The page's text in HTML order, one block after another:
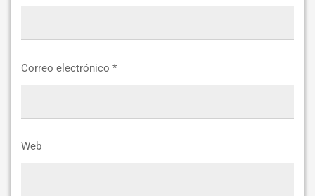
Correo electrónico *
Web